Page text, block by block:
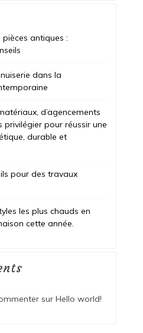
antiques :
dans la
d’agencements
privilégier pour réussir une
durable et
pour des travaux
les plus chauds en
cette année.
sur Hello world!